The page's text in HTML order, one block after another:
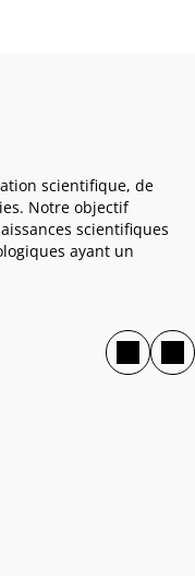
scientifique, de
Notre objectif
scientifiques
ayant un